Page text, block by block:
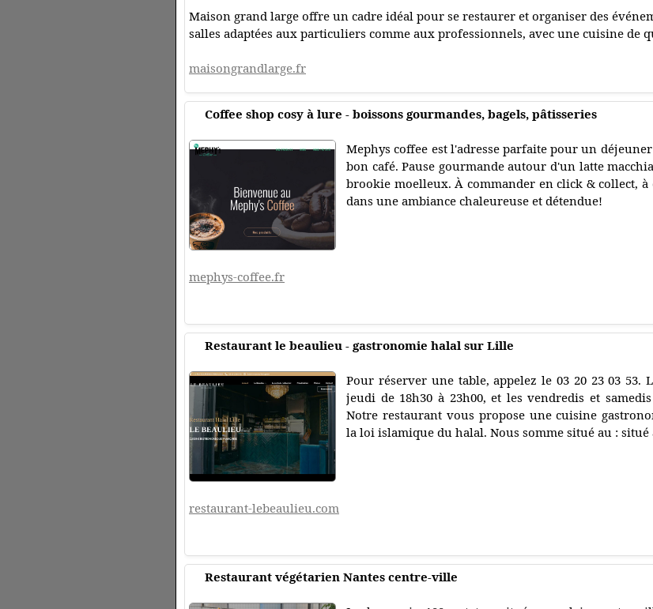
Maison grand large offre un cadre idéal pour se restaurer et organiser des
salles adaptées aux particuliers comme aux professionnels, avec une cuisine de
maisongrandlarge.fr
Coffee shop cosy à lure - boissons gourmandes, bagels, pâtisseries
Mephys coffee est l'adresse parfaite pour un
bon café. Pause gourmande autour d'un latte
brookie moelleux. À commander en click & collect,
dans une ambiance chaleureuse et détendue!
mephys-coffee.fr
Restaurant le beaulieu - gastronomie halal sur Lille
Pour réserver une table, appelez le 03 20 23 03
jeudi de 18h30 à 23h00, et les vendredis et
Notre restaurant vous propose une cuisine
la loi islamique du halal. Nous somme situé au :
restaurant-lebeaulieu.com
Restaurant végétarien Nantes centre-ville